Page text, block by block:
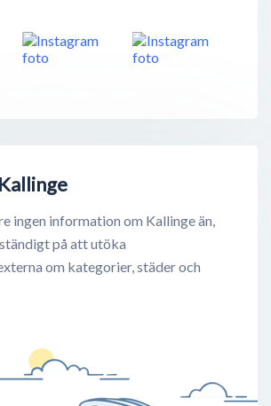
ingen information om Kallinge än,
på att utöka
om kategorier, städer och